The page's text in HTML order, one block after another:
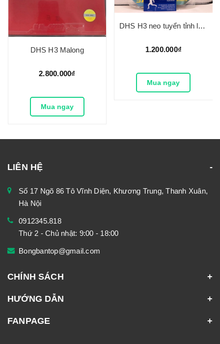
DHS H3 Malong
2.800.000₫
Mua ngay
DHS H3 neo tuyển tỉnh lót cam 37 độ
1.200.000₫
Mua ngay
LIÊN HỆ
Số 17 Ngõ 86 Tô Vĩnh Diện, Khương Trung, Thanh Xuân,
Hà Nội
0912345.818
Thứ 2 - Chủ nhật: 9:00 - 18:00
Bongbantop@gmail.com
CHÍNH SÁCH
HƯỚNG DẪN
FANPAGE